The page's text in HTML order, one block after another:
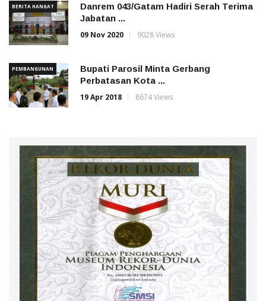
BERITA HANGAT
Danrem 043/Gatam Hadiri Serah Terima
Jabatan ...
09 Nov 2020
9028 Views
PEMBANGUNAN
Bupati Parosil Minta Gerbang
Perbatasan Kota ...
19 Apr 2018
8674 Views